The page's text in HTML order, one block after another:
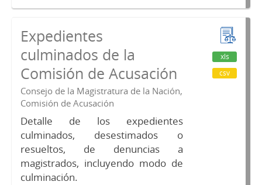
Expedientes
culminados de la
Comisión de Acusación
Consejo de la Magistratura de la Nación,
Comisión de Acusación
Detalle de los expedientes
culminados, desestimados o
resueltos, de denuncias a
magistrados, incluyendo modo de
culminación.
xls
csv